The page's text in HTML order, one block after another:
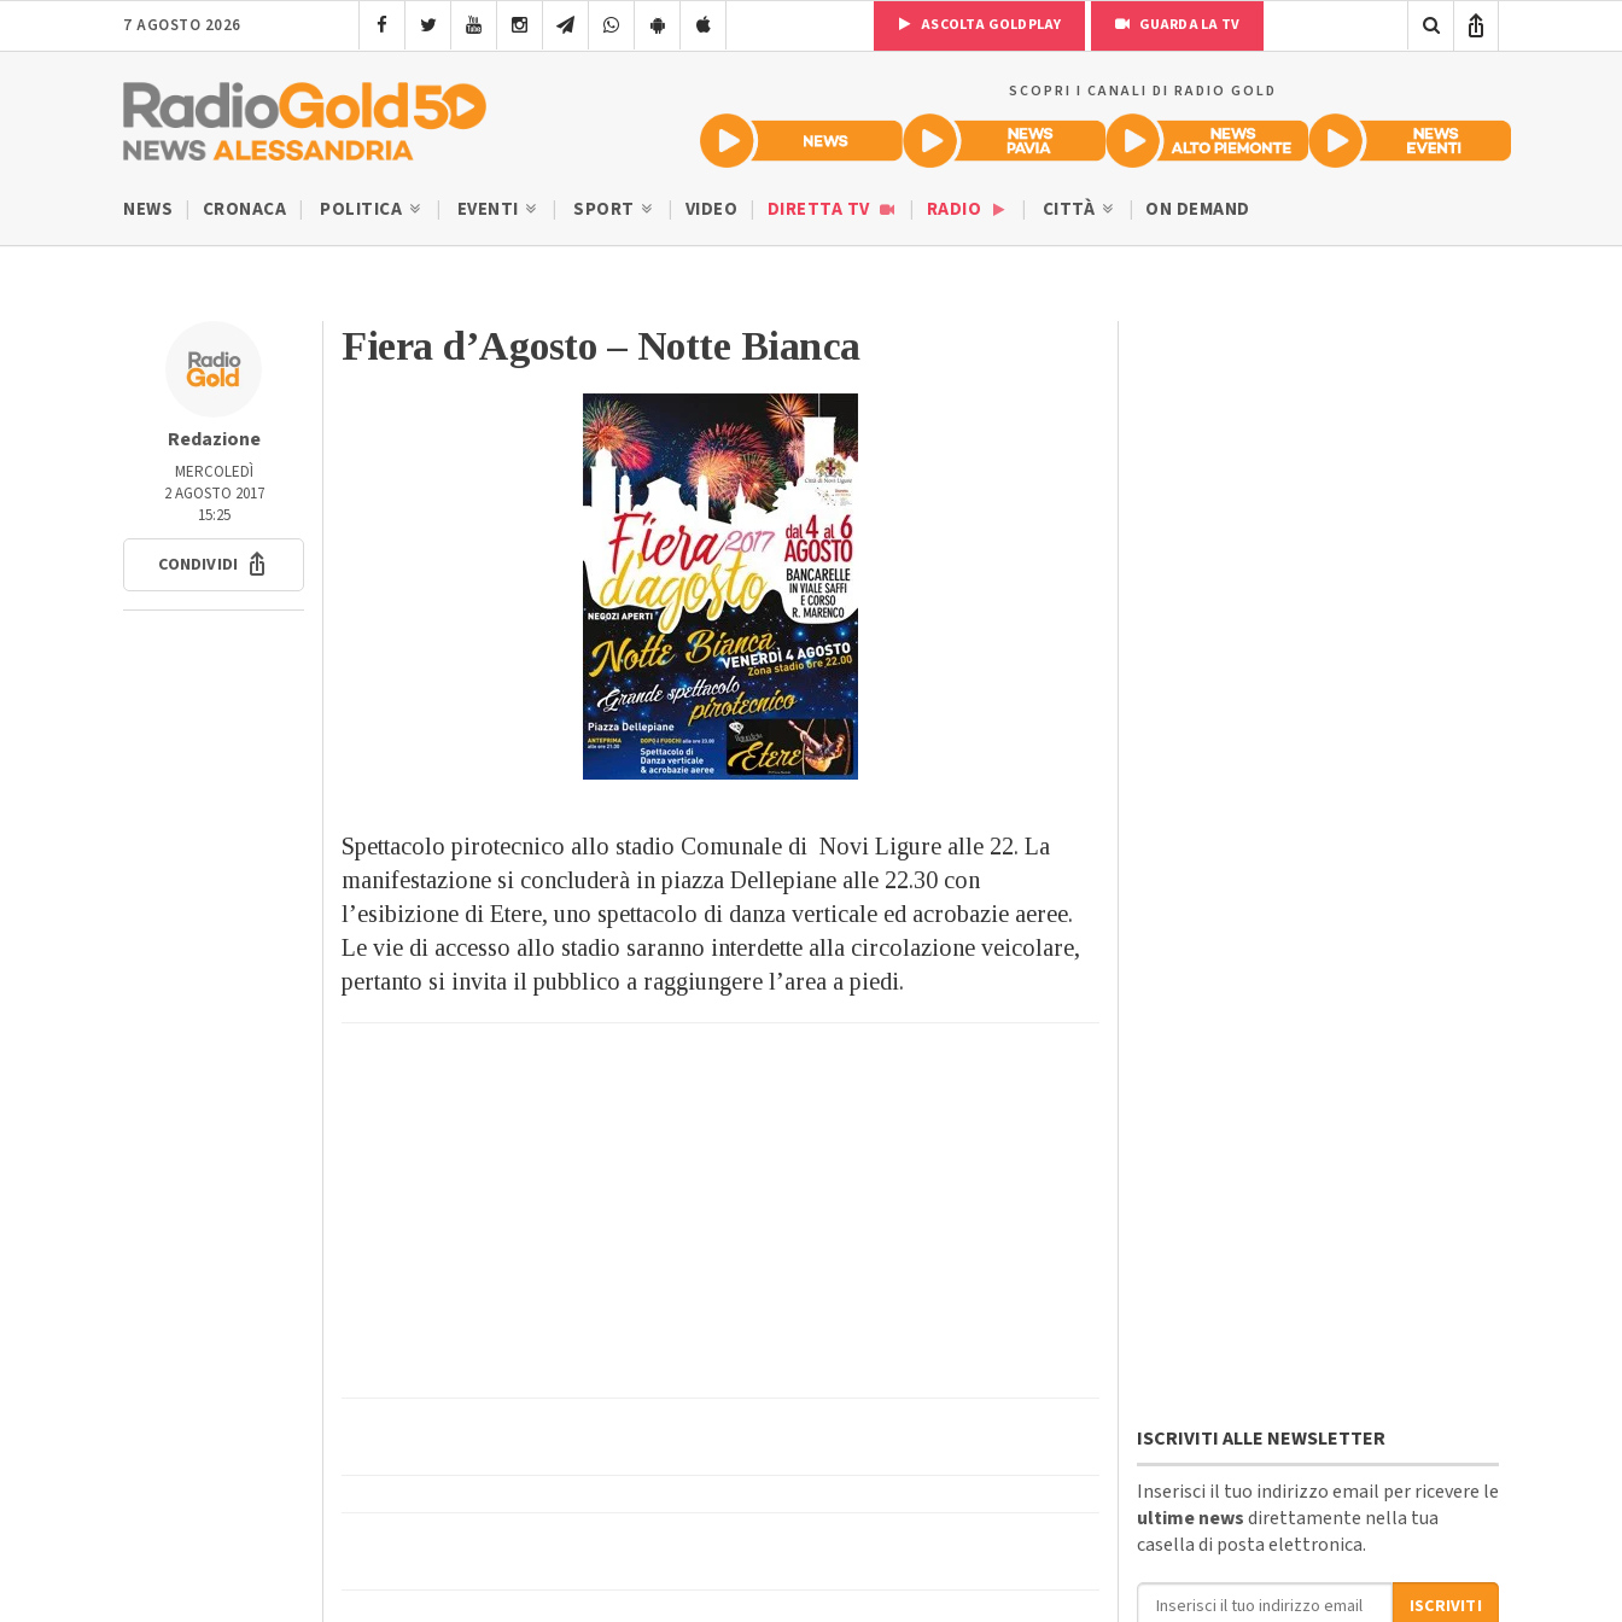
7 AGOSTO 2026 ASCOLTA GOLDPLAY GUARDA LA TV
SCOPRI I CANALI DI RADIO GOLD
NEWS CRONACA POLITICA EVENTI SPORT VIDEO DIRETTA TV RADIO CITTÀ ON DEMAND
Redazione
MERCOLEDÌ
2 AGOSTO 2017
15:25
CONDIVIDI
Fiera d’Agosto – Notte Bianca
Spettacolo pirotecnico allo stadio Comunale di Novi Ligure alle 22. La
manifestazione si concluderà in piazza Dellepiane alle 22.30 con
l’esibizione di Etere, uno spettacolo di danza verticale ed acrobazie aeree.
Le vie di accesso allo stadio saranno interdette alla circolazione veicolare,
pertanto si invita il pubblico a raggiungere l’area a piedi.
ISCRIVITI ALLE NEWSLETTER
Inserisci il tuo indirizzo email per ricevere le
ultime newsdirettamente nella tua
casella di posta elettronica.
Indirizzo email
ISCRIVITI